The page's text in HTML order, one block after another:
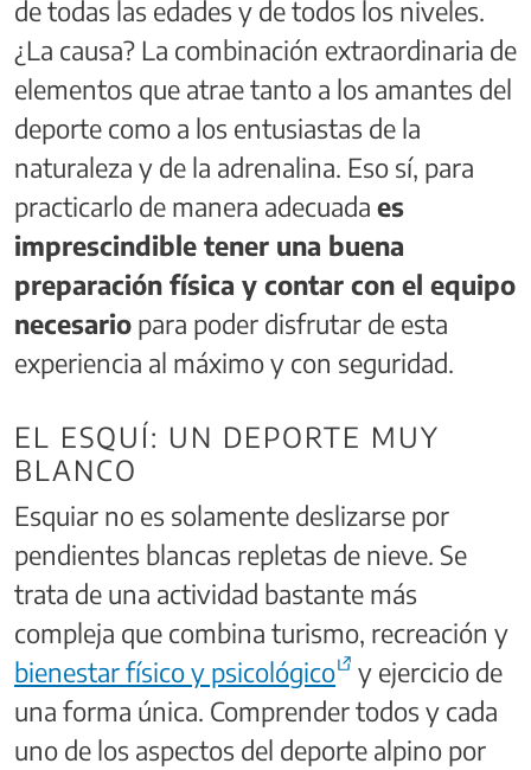
de todas las edades y de todos los niveles.
¿La causa? La combinación extraordinaria de
elementos que atrae tanto a los amantes del
deporte como a los entusiastas de la
naturaleza y de la adrenalina. Eso sí, para
practicarlo de manera adecuada es
imprescindible tener una buena
preparación física y contar con el equipo
necesario para poder disfrutar de esta
experiencia al máximo y con seguridad.
EL ESQUÍ: UN DEPORTE MUY
BLANCO
Esquiar no es solamente deslizarse por
pendientes blancas repletas de nieve. Se
trata de una actividad bastante más
compleja que combina turismo, recreación y
bienestar físico y psicológico
y ejercicio de
una forma única. Comprender todos y cada
uno de los aspectos del deporte alpino por